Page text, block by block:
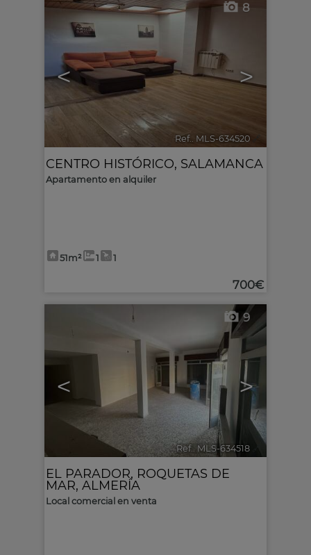
< >
8
Ref.. MLS-634520 🔗
CENTRO HISTÓRICO, SALAMANCA
Apartamento en alquiler
51m² 1 1
700€
< >
9
Ref.. MLS-634518
EL PARADOR, ROQUETAS DE
MAR, ALMERÍA
Local comercial en venta